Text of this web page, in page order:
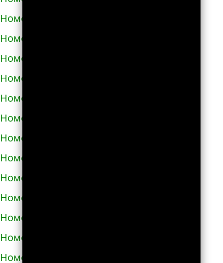
Номера телефонов такси в Жёлтых водах
Номера телефонов такси в Жидачове
Номера телефонов такси в Житомире
Номера телефонов такси в Жмеринке
Номера телефонов такси в Жолкве
Номера телефонов такси в Запорожье
Номера телефонов такси в Збараже
Номера телефонов такси в Звенигородке
Номера телефонов такси в Здолбунове
Номера телефонов такси в Змиёве
Номера телефонов такси в Знаменке
Номера телефонов такси в Золотоноше
Номера телефонов такси в Золочеве